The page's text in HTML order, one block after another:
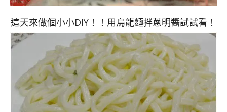
這天來做個小小DIY！！用烏龍麵拌蔥明醬試試看！